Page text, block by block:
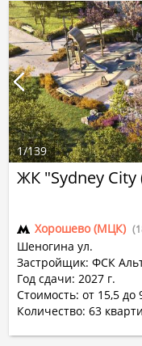
ЖК "Sydney
Хорошево (МЦК)
Шеногина ул.
Застройщик: ФСК
Год сдачи: 2027 г.
Стоимость: от 15,5 до
Количество: 63
1/139